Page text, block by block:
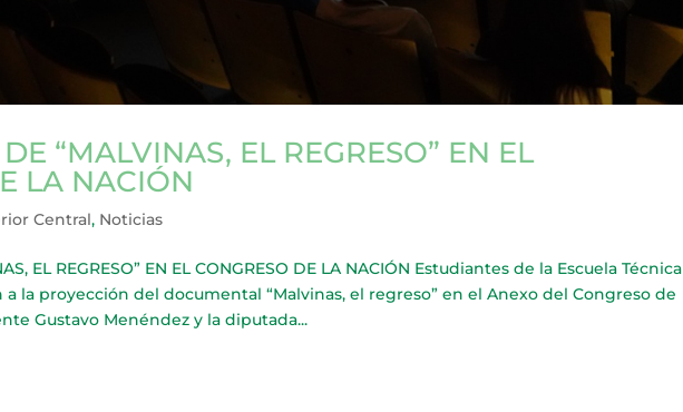
“MALVINAS, EL REGRESO” EN EL
LA NACIÓN
Central, Noticias
EL REGRESO” EN EL CONGRESO DE LA NACIÓN Estudiantes de la Escuela Técnica
a la proyección del documental “Malvinas, el regreso” en el Anexo del Congreso de
Gustavo Menéndez y la diputada...